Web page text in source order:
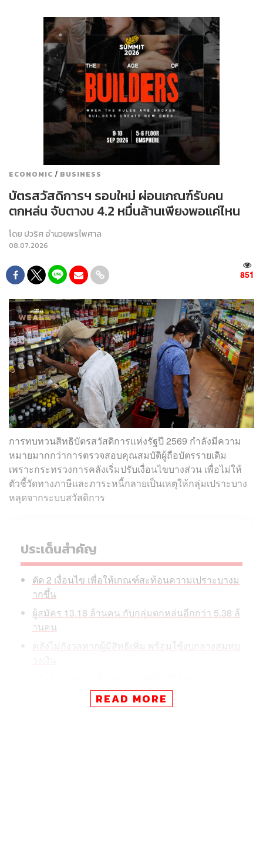
ECONOMIC / BUSINESS
บัตรสวัสดิการฯ รอบใหม่ ผ่อนเกณฑ์รับคน
ตกหล่น จับตางบ 4.2 หมื่นล้านเพียงพอแค่ไหน
โดย ปวริศ อำนวยพรไพศาล
08.07.2026
851
การทบทวนสิทธิบัตรสวัสดิการแห่งรัฐปี 2569 กำลังมีความ
หมายมากกว่าการตรวจสอบคุณสมบัติผู้ถือบัตรรายเดิม
เพราะกระทรวงการคลังเริ่มปรับเงื่อนไขบางส่วน เพื่อไม่ให้
ตัวชี้วัดทางภาษีและภาระหนี้กลายเป็นเหตุให้กลุ่มเปราะบาง
หลุดจากระบบสวัสดิการ
ประเด็นสำคัญ
ตัด 2 เงื่อนไข เพื่อให้เกณฑ์สะท้อนความเปราะบางม
ากขึ้น
ผู้สมัคร 13.18 ล้านคน กับกลุ่มตกหล่นอีกกว่า 5.38 ล้
านคน
คลังไม่กังวลหากผู้มีสิทธิเพิ่ม พร้อมใช้งบกลางสมทบ
เรื่องที่ต้องจับตา หลังผ่าน ครม.
READ MORE